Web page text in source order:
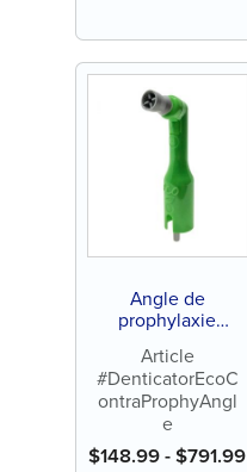
Angle de
prophylaxie
Contra
Article
#DenticatorEcoC
ontraProphyAngl
e
$148.99-$791.99